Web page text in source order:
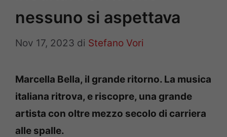
nessuno si aspettava
Nov 17, 2023 di Stefano Vori
Marcella Bella, il grande ritorno. La musica
italiana ritrova, e riscopre, una grande
artista con oltre mezzo secolo di carriera
alle spalle.